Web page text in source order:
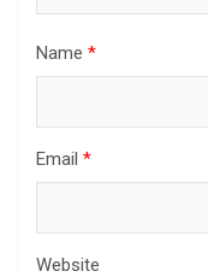
Name *
Email *
Website